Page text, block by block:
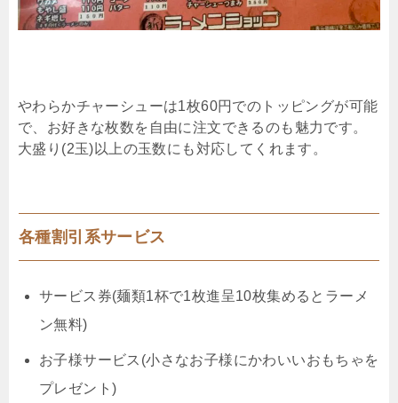
やわらかチャーシューは1枚60円でのトッピングが可能
で、お好きな枚数を自由に注文できるのも魅力です。
大盛り(2玉)以上の玉数にも対応してくれます。
各種割引系サービス
サービス券(麺類1杯で1枚進呈10枚集めるとラーメ
ン無料)
お子様サービス(小さなお子様にかわいいおもちゃを
プレゼント)